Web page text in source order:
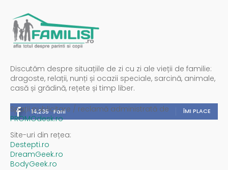
Discutăm despre situațiile de zi cu zi ale vieții de familie:
dragoste, relații, nunți și ocazii speciale, sarcină, animale,
casă și grădină, rețete și timp liber.
14,235 Fani ÎMI PLACE
Spații publicitare / reclamă administrată de
PROMOdesk.ro
Site-uri din rețea:
Destepti.ro
DreamGeek.ro
BodyGeek.ro